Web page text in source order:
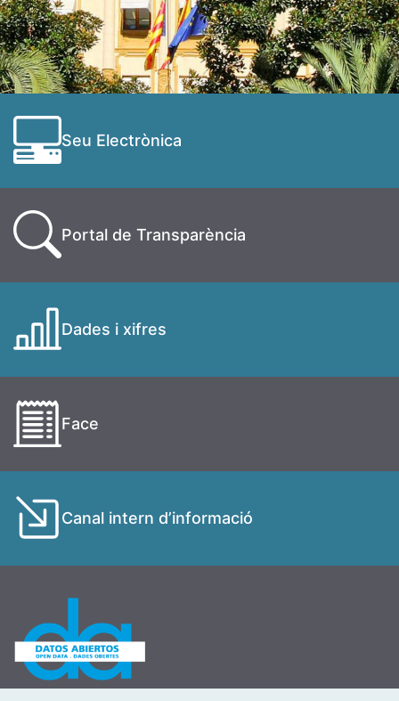
Seu Electrònica
Portal de Transparència
Dades i xifres
Face
Canal intern d’informació